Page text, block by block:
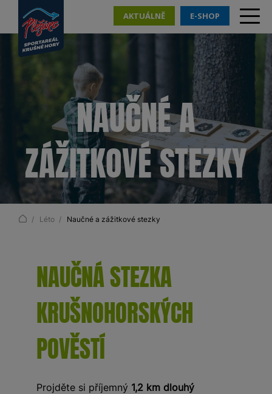
AKTUÁLNĚ E-SHOP
NAUČNÉ A
ZÁŽITKOVÉ STEZKY
Léto Naučné a zážitkové stezky
NAUČNÁ STEZKA
KRUŠNOHORSKÝCH
POVĚSTÍ
Projděte si příjemný 1,2 km dlouhý